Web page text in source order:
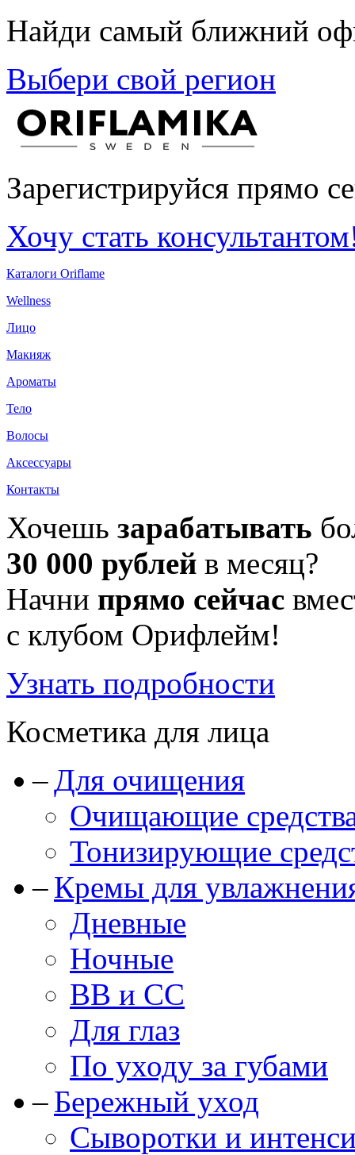
Найди самый ближний
Выбери свой регион
Зарегистрируйся прямо
Хочу стать
Каталоги Oriflame
Wellness
Лицо
Макияж
Ароматы
Тело
Волосы
Аксессуары
Контакты
Хочешь зарабатывать
30 000 рублей в месяц?
Начни прямо сейчас
с клубом Орифлейм!
Узнать подробности
Косметика для лица
Для очищения
Очищающие
Тонизирующие
Кремы для
Дневные
Ночные
BB и CC
Для глаз
По уходу за губами
Бережный уход
Сыворотки и